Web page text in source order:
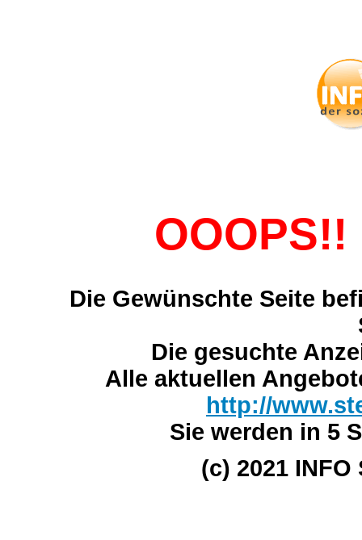
OOOPS!!
Die Gewünschte Seite
Die gesuchte
Alle aktuellen
http://
Sie werden in 5
(c) 2021